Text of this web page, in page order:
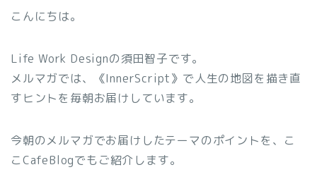
こんにちは。
Life Work Designの須田智子です。
メルマガでは、《InnerScript》で人生の地図を描き直
すヒントを毎朝お届けしています。
今朝のメルマガでお届けしたテーマのポイントを、こ
こCafeBlogでもご紹介します。